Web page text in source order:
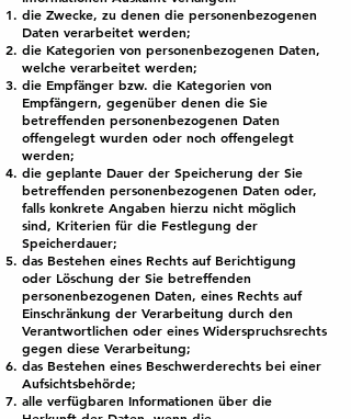
die Zwecke, zu denen die personenbezogenen
Daten verarbeitet werden;
die Kategorien von personenbezogenen Daten,
welche verarbeitet werden;
die Empfänger bzw. die Kategorien von
Empfängern, gegenüber denen die Sie
betreffenden personenbezogenen Daten
offengelegt wurden oder noch offengelegt
werden;
die geplante Dauer der Speicherung der Sie
betreffenden personenbezogenen Daten oder,
falls konkrete Angaben hierzu nicht möglich
sind, Kriterien für die Festlegung der
Speicherdauer;
das Bestehen eines Rechts auf Berichtigung
oder Löschung der Sie betreffenden
personenbezogenen Daten, eines Rechts auf
Einschränkung der Verarbeitung durch den
Verantwortlichen oder eines Widerspruchsrechts
gegen diese Verarbeitung;
das Bestehen eines Beschwerderechts bei einer
Aufsichtsbehörde;
alle verfügbaren Informationen über die